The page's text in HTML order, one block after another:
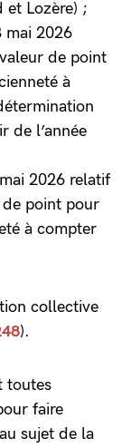
et Lozère) ;
mai 2026
de point
à
de l’année
2026 relatif
point pour
à compter
collective
).
toutes
faire
sujet de la